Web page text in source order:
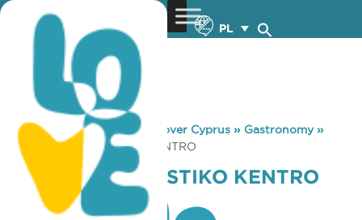
PL
You are here: Home »Discover Cyprus » Gastronomy»
KOILADA POLITISTIKO KENTRO
KOILADA POLITISTIKO KENTRO